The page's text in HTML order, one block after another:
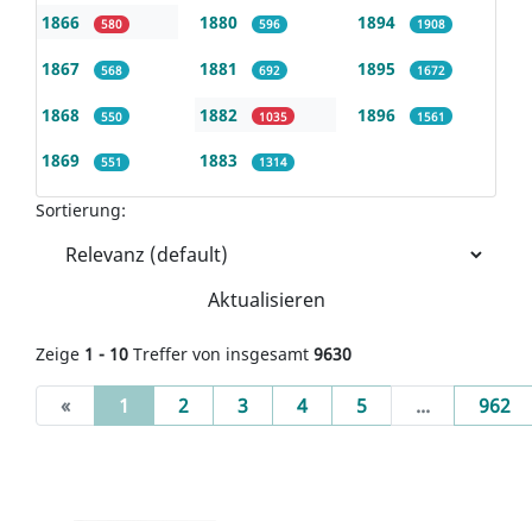
1866 580
1867 568
1868 550
1869 551
1880 596
1881 692
1882 1035
1883 1314
1894 1908
1895 1672
1896 1561
Sortierung:
Aktualisieren
Zeige 1 - 10 Treffer von insgesamt 9630
« 1 (current)
2 3 4 5 ... 962